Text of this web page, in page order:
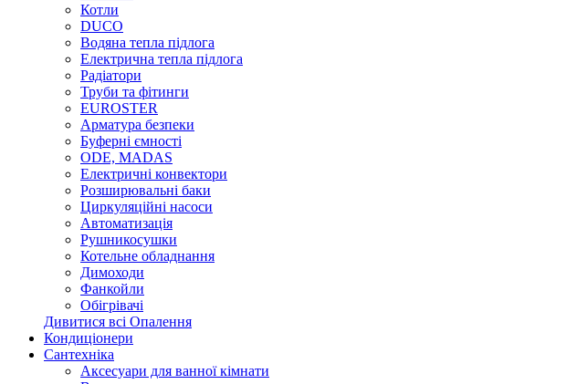
Котли
DUCO
Водяна тепла підлога
Електрична тепла підлога
Радіатори
Труби та фітинги
EUROSTER
Арматура безпеки
Буферні ємності
ODE, MADAS
Електричні конвектори
Розширювальні баки
Циркуляційні насоси
Автоматизація
Рушникосушки
Котельне обладнання
Димоходи
Фанкойли
Обігрівачі
Дивитися всі Опалення
Кондиціонери
Сантехніка
Аксесуари для ванної кімнати